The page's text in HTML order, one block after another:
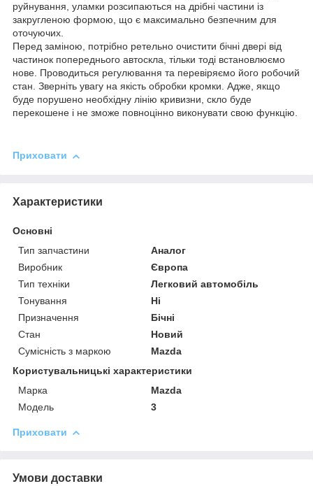
руйнування, уламки розсипаються на дрібні частини із
закругленою формою, що є максимально безпечним для
оточуючих.
Перед заміною, потрібно ретельно очистити бічні двері від
частинок попереднього автоскла, тільки тоді встановлюємо
нове. Проводиться регулювання та перевіряємо його робочий
стан. Зверніть увагу на якість обробки кромки. Адже, якщо
буде порушено необхідну лінію кривизни, скло буде
перекошене і не зможе повноцінно виконувати свою функцію.
Приховати
Характеристики
Основні
Тип запчастини
Аналог
Виробник
Європа
Тип техніки
Легковий автомобіль
Тонування
Ні
Призначення
Бічні
Стан
Новий
Сумісність з маркою
Mazda
Користувальницькі характеристики
Марка
Mazda
Модель
3
Приховати
Умови доставки